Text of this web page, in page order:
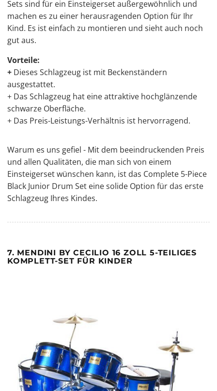
Sets sind für ein Einsteigerset außergewöhnlich und
machen es zu einer herausragenden Option für Ihr
Kind. Es ist einfach zu montieren und sieht auch noch
gut aus.
Vorteile:
+ Dieses Schlagzeug ist mit Beckenständern
ausgestattet.
+ Das Schlagzeug hat eine attraktive hochglänzende
schwarze Oberfläche.
+ Das Preis-Leistungs-Verhältnis ist hervorragend.
Warum es uns gefiel - Mit dem beeindruckenden Preis
und allen Qualitäten, die man sich von einem
Einsteigerset wünschen kann, ist das Complete 5-Piece
Black Junior Drum Set eine solide Option für das erste
Schlagzeug Ihres Kindes.
7. MENDINI BY CECILIO 16 ZOLL 5-TEILIGES
KOMPLETT-SET FÜR KINDER